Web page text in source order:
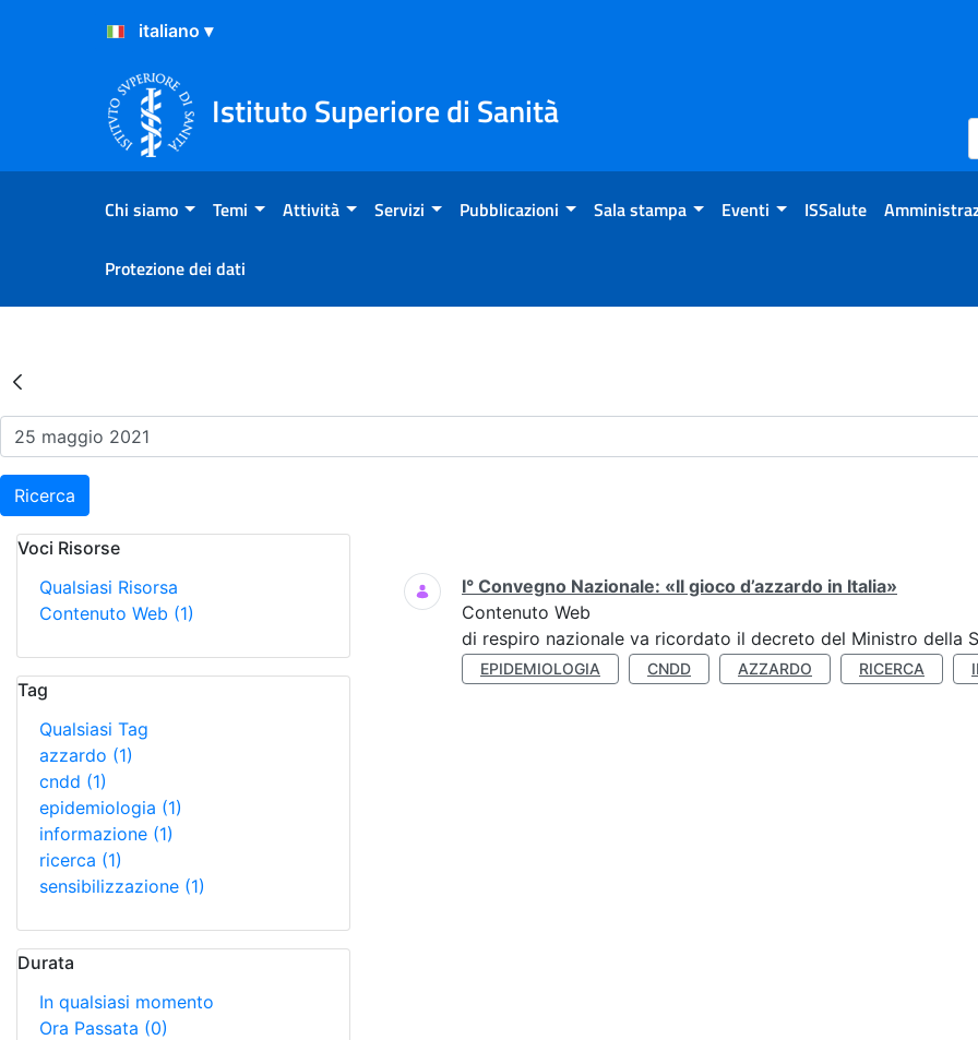
Salta al Contenuto
Salta al Footer
Istituto Superiore di Sanità
Chi siamo Temi Attività Servizi Pubblicazioni Sala stampa Eventi ISSalute
Protezione dei dati
Risultati della Ricerca - Eventi
Ricerca
Voci Risorse
Qualsiasi Risorsa
Contenuto Web (1)
Tag
Qualsiasi Tag
azzardo (1)
cndd (1)
epidemiologia (1)
informazione (1)
ricerca (1)
sensibilizzazione (1)
Durata
In qualsiasi momento
Ora Passata (0)
Ricerca
I° Convegno Nazionale: «Il gioco d’azzardo in Italia»
Contenuto Web
di respiro nazionale va ricordato il decreto del Ministro della
EPIDEMIOLOGIA CNDD AZZARDO RICERCA